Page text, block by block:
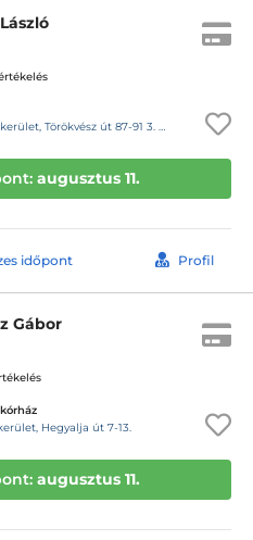
út 87-91 3. emelet 220 (Rózsadomb center a posta mellett)
augusztus 11.
időpont Profil
Gábor
Hegyalja út 7-13.
augusztus 11.